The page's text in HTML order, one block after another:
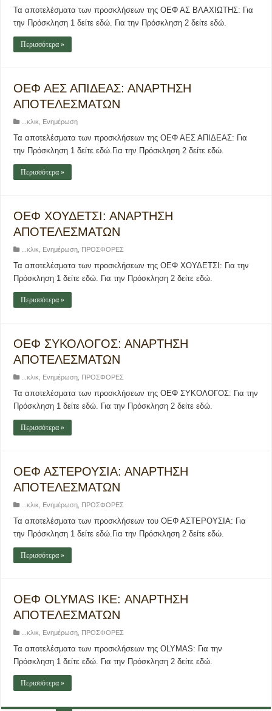
Τα αποτελέσματα των προσκλήσεων της ΟΕΦ ΑΣ ΒΛΑΧΙΩΤΗΣ: Για
την Πρόσκληση 1 δείτε εδώ. Για την Πρόσκληση 2 δείτε εδώ.
Περισσότερα »
ΟΕΦ ΑΕΣ ΑΠΙΔΕΑΣ: ΑΝΑΡΤΗΣΗ
ΑΠΟΤΕΛΕΣΜΑΤΩΝ
...κλικ Ενημέρωση
Τα αποτελέσματα των προσκλήσεων της ΟΕΦ ΑΕΣ ΑΠΙΔΕΑΣ: Για
την Πρόσκληση 1 δείτε εδώ.Για την Πρόσκληση 2 δείτε εδώ.
Περισσότερα »
ΟΕΦ ΧΟΥΔΕΤΣΙ: ΑΝΑΡΤΗΣΗ
ΑΠΟΤΕΛΕΣΜΑΤΩΝ
...κλικ Ενημέρωση ΠΡΟΣΦΟΡΕΣ
Τα αποτελέσματα των προσκλήσεων της ΟΕΦ ΧΟΥΔΕΤΣΙ: Για την
Πρόσκληση 1 δείτε εδώ. Για την Πρόσκληση 2 δείτε εδώ.
Περισσότερα »
ΟΕΦ ΣΥΚΟΛΟΓΟΣ: ΑΝΑΡΤΗΣΗ
ΑΠΟΤΕΛΕΣΜΑΤΩΝ
...κλικ Ενημέρωση ΠΡΟΣΦΟΡΕΣ
Τα αποτελέσματα των προσκλήσεων της ΟΕΦ ΣΥΚΟΛΟΓΟΣ: Για την
Πρόσκληση 1 δείτε εδώ. Για την Πρόσκληση 2 δείτε εδώ.
Περισσότερα »
ΟΕΦ ΑΣΤΕΡΟΥΣΙΑ: ΑΝΑΡΤΗΣΗ
ΑΠΟΤΕΛΕΣΜΑΤΩΝ
...κλικ Ενημέρωση ΠΡΟΣΦΟΡΕΣ
Τα αποτελέσματα των προσκλήσεων του ΟΕΦ ΑΣΤΕΡΟΥΣΙΑ: Για
την Πρόσκληση 1 δείτε εδώ.Για την Πρόσκληση 2 δείτε εδώ.
Περισσότερα »
ΟΕΦ OLYMAS IKE: ΑΝΑΡΤΗΣΗ
ΑΠΟΤΕΛΕΣΜΑΤΩΝ
...κλικ Ενημέρωση ΠΡΟΣΦΟΡΕΣ
Τα αποτελέσματα των προσκλήσεων της OLYMAS: Για την
Πρόσκληση 1 δείτε εδώ. Για την Πρόσκληση 2 δείτε εδώ.
Περισσότερα »